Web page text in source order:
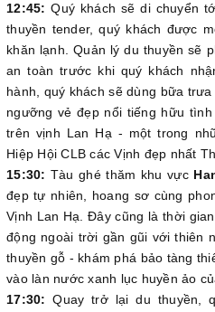
12:45:Quý khách sẽ di chuyển
thuyền tender, quý khách được
khăn lạnh. Quản lý du thuyền sẽ
an toàn trước khi quý khách
hành, quý khách sẽ dùng bữa
ngưỡng vẻ đẹp nổi tiếng hữu
trên vịnh Lan Hạ - một trong
Hiệp Hội CLB các Vịnh đẹp nhất
15:30: Tàu ghé thăm khu vực
đẹp tự nhiên, hoang sơ cùng
Vịnh Lan Hạ. Đây cũng là thời
động ngoài trời gần gũi với thiên
thuyền gỗ - khám phá bảo tàng
vào làn nước xanh lục huyền ảo
17:30:Quay trở lại du thuyền,